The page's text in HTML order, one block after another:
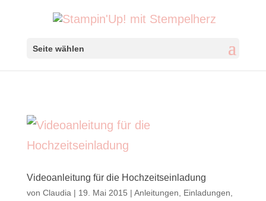
Seite wählen
Videoanleitung für die Hochzeitseinladung
von Claudia | 19. Mai 2015 | Anleitungen Einladungen